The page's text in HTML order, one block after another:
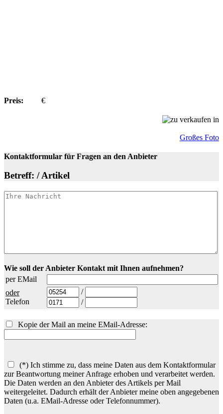
Preis: €
Großes Foto
Kontaktformular für Fragen an den Anbieter
Betreff: / Artikel
Wie soll der Anbieter Kontakt mit Ihnen aufnehmen?
per EMail
oder
Telefon
/
/
Kopie der Mail an meine EMail-Adresse:
(*) Ich stimme zu, dass meine Daten aus dem Kontaktformular
zur Beantwortung meiner Anfrage erhoben und verarbeitet werden.
Die Daten werden an den Anbieter des Artikels per Mail
weitergeleitet. Dadurch erhält der Anbieter meine oben angegebenen
Daten (u.a. EMail-Adresse oder Telefonnummer).